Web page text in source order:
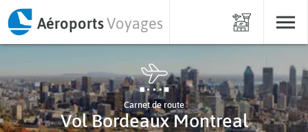
AéroportsVoyages
Carnet de route
Vol Bordeaux Montreal